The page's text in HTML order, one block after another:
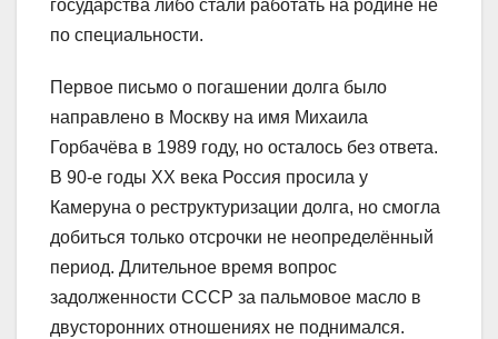
государства либо стали работать на родине не
по специальности.
Первое письмо о погашении долга было
направлено в Москву на имя Михаила
Горбачёва в 1989 году, но осталось без ответа.
В 90-е годы ХХ века Россия просила у
Камеруна о реструктуризации долга, но смогла
добиться только отсрочки не неопределённый
период. Длительное время вопрос
задолженности СССР за пальмовое масло в
двусторонних отношениях не поднимался.